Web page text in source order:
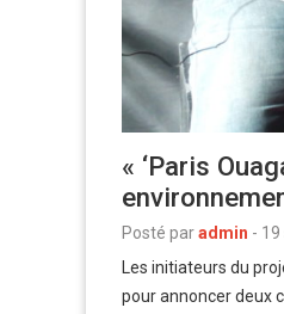
« ‘Paris
Posté paradmin -
Les initiateurs du
pour annoncer deux